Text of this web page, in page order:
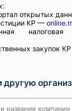
открытых
КР —
закупок
другую